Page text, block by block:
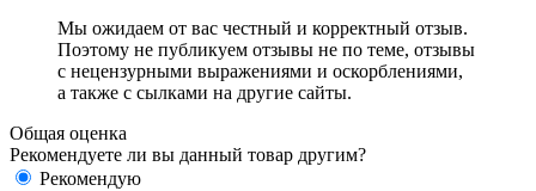
Мы ожидаем от вас честный и корректный отзыв.
Поэтому не публикуем отзывы не по теме, отзывы
с нецензурными выражениями и оскорблениями,
а также с сылками на другие сайты.
Общая оценка
Рекомендуете ли вы данный товар другим?
Рекомендую